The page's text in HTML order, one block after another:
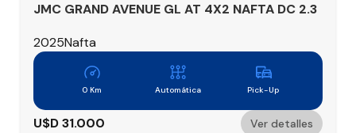
JMC GRAND AVENUE GL AT 4X2 NAFTA DC 2.3
2025Nafta
0 Km Automática Pick-Up
U$D31.000 Ver detalles